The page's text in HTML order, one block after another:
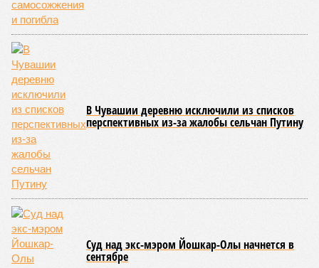
том, чтобы опрокинуть противника.
Современная версия чувашской национальной борьбы
была создана в 1990-х годах. С того периода дисциплина
переживает этап активного возрождения, сохраняя при
этом неразрывную связь с многовековыми народными
традициями.
В настоящее время керешу демонстрирует рост
популярности. В 2024 году в столице республики, городе
Чебоксары, на базе спортивной школы № 11 состоялось
торжественное открытие Республиканского центра
единоборств «Керешу». площадка имеет все необходимые
условия для полноценной подготовки спортсменов
высокого класса.
В том же году был проведён первый официальный
чемпионат по керешу, участие в котором приняли